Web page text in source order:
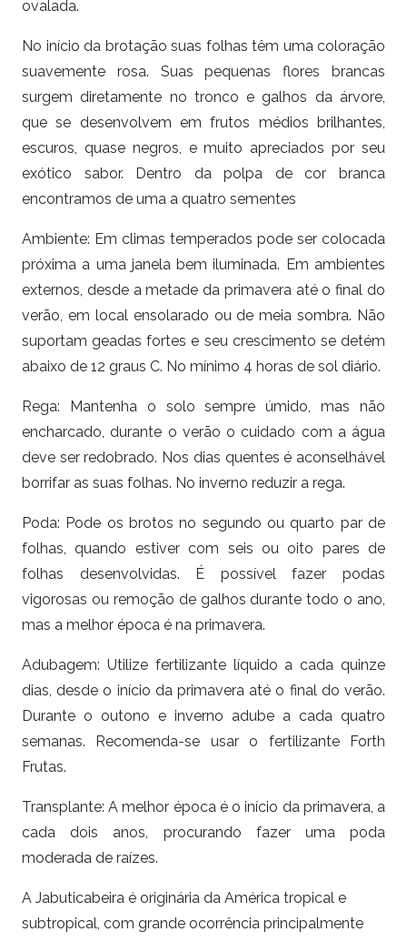
ovalada.
No início da brotação suas folhas têm uma coloração
suavemente rosa. Suas pequenas flores brancas
surgem diretamente no tronco e galhos da árvore,
que se desenvolvem em frutos médios brilhantes,
escuros, quase negros, e muito apreciados por seu
exótico sabor. Dentro da polpa de cor branca
encontramos de uma a quatro sementes
Ambiente: Em climas temperados pode ser colocada
próxima a uma janela bem iluminada. Em ambientes
externos, desde a metade da primavera até o final do
verão, em local ensolarado ou de meia sombra. Não
suportam geadas fortes e seu crescimento se detém
abaixo de 12 graus C. No mínimo 4 horas de sol diário.
Rega: Mantenha o solo sempre úmido, mas não
encharcado, durante o verão o cuidado com a água
deve ser redobrado. Nos dias quentes é aconselhável
borrifar as suas folhas. No inverno reduzir a rega.
Poda: Pode os brotos no segundo ou quarto par de
folhas, quando estiver com seis ou oito pares de
folhas desenvolvidas. É possível fazer podas
vigorosas ou remoção de galhos durante todo o ano,
mas a melhor época é na primavera.
Adubagem: Utilize fertilizante líquido a cada quinze
dias, desde o início da primavera até o final do verão.
Durante o outono e inverno adube a cada quatro
semanas. Recomenda-se usar o fertilizante Forth
Frutas.
Transplante: A melhor época é o início da primavera, a
cada dois anos, procurando fazer uma poda
moderada de raízes.
A Jabuticabeira é originária da América tropical e
subtropical, com grande ocorrência principalmente